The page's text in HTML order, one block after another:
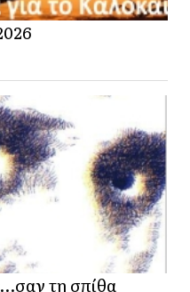
τη σπίθα